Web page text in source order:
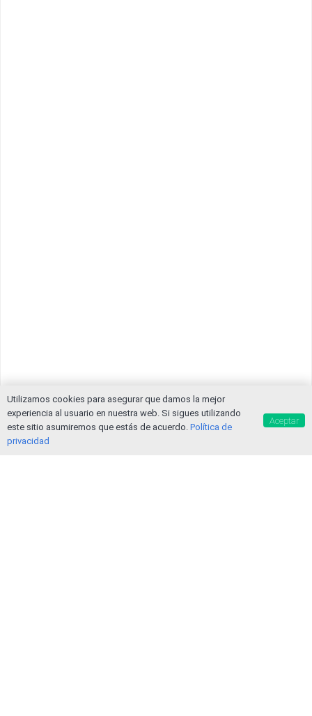
Utilizamos cookies para asegurar que damos la mejor
experiencia al usuario en nuestra web. Si sigues utilizando
este sitio asumiremos que estás de acuerdo. Política de
privacidad
Aceptar